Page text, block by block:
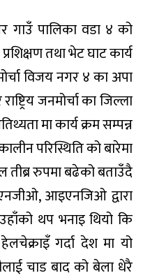
गाउँ पालिका वडा ४ को
प्रशिक्षण तथा भेट घाट कार्य
विजय नगर ४ का अपा
जनमोर्चा का जिल्ला
मा कार्य क्रम सम्पन्न
परिस्थिति को बारेमा
रुपमा बढेको बताउँदै
आइएनजिओ द्वारा
थप भनाइ थियो कि
हेलचेक्राइँ गर्दा देश मा यो
चाड बाद को बेला धेरै